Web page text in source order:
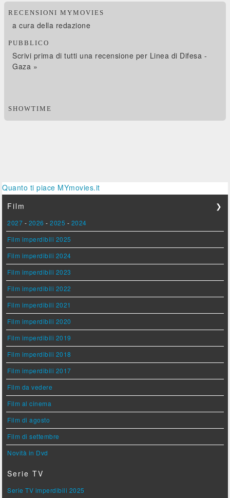
RECENSIONI MYMOVIES
a cura della redazione
PUBBLICO
Scrivi prima di tutti una recensione per Linea di Difesa -
Gaza »
SHOWTIME
Quanto ti piace MYmovies.it
Film
❯
2027 - 2026 -2025 - 2024
Film imperdibili 2025
Film imperdibili 2024
Film imperdibili 2023
Film imperdibili 2022
Film imperdibili 2021
Film imperdibili 2020
Film imperdibili 2019
Film imperdibili 2018
Film imperdibili 2017
Film da vedere
Film al cinema
Film di agosto
Film di settembre
Novità in Dvd
Serie TV
Serie TV imperdibili 2025